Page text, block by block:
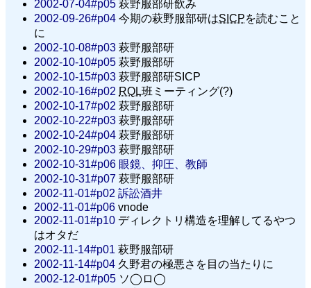
2002-07-04#p05 萩野服部研飲み
2002-09-26#p04 今期の萩野服部研はSICPを読むこと
に
2002-10-08#p03 萩野服部研
2002-10-10#p05 萩野服部研
2002-10-15#p03 萩野服部研SICP
2002-10-16#p02 RQL班ミーティング(?)
2002-10-17#p02 萩野服部研
2002-10-22#p03 萩野服部研
2002-10-24#p04 萩野服部研
2002-10-29#p03 萩野服部研
2002-10-31#p06 眼鏡、抑圧、教師
2002-10-31#p07 萩野服部研
2002-11-01#p02 訴訟酒井
2002-11-01#p06 vnode
2002-11-01#p10 ディレクトリ構造を理解してるやつ
はオタだ
2002-11-14#p01 萩野服部研
2002-11-14#p04 久野君の極悪さを目の当たりに
2002-12-01#p05 ソ◯ロ◯